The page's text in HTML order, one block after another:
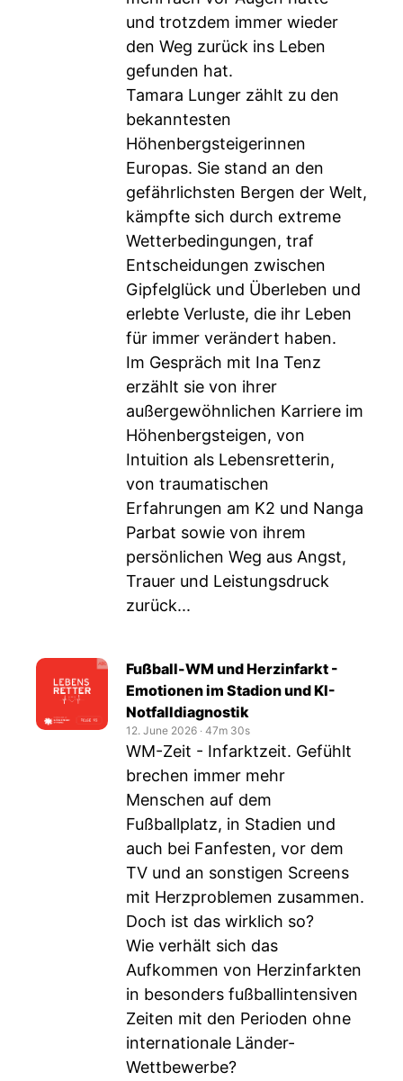
und trotzdem immer wieder
den Weg zurück ins Leben
gefunden hat.
Tamara Lunger zählt zu den
bekanntesten
Höhenbergsteigerinnen
Europas. Sie stand an den
gefährlichsten Bergen der Welt,
kämpfte sich durch extreme
Wetterbedingungen, traf
Entscheidungen zwischen
Gipfelglück und Überleben und
erlebte Verluste, die ihr Leben
für immer verändert haben.
Im Gespräch mit Ina Tenz
erzählt sie von ihrer
außergewöhnlichen Karriere im
Höhenbergsteigen, von
Intuition als Lebensretterin,
von traumatischen
Erfahrungen am K2 und Nanga
Parbat sowie von ihrem
persönlichen Weg aus Angst,
Trauer und Leistungsdruck
zurück...
Fußball-WM und Herzinfarkt -
Emotionen im Stadion und KI-
Notfalldiagnostik
12. June 2026 ‧ 47m 30s
WM-Zeit - Infarktzeit. Gefühlt
brechen immer mehr
Menschen auf dem
Fußballplatz, in Stadien und
auch bei Fanfesten, vor dem
TV und an sonstigen Screens
mit Herzproblemen zusammen.
Doch ist das wirklich so?
Wie verhält sich das
Aufkommen von Herzinfarkten
in besonders fußballintensiven
Zeiten mit den Perioden ohne
internationale Länder-
Wettbewerbe?